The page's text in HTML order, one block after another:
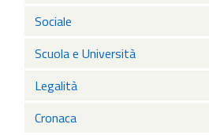
Sociale
Scuola e Università
Legalità
Cronaca